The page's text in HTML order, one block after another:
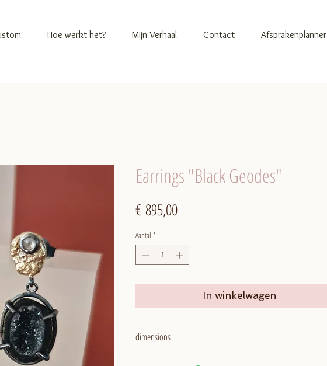
Hoe werkt het? Mijn Verhaal Contact Afsprakenplanner
Earrings "Black Geodes"
€ 895,00Prijs
Aantal *
In winkelwagen
dimensions